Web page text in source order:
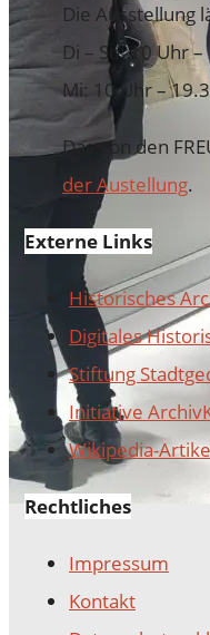
Die Ausstellung
Di – So: 10 Uhr
Mi: 10 Uhr –
Das von den
der Austellung.
Externe Links
Historisches
Digitales
Stiftung
Initiative
Wikipedia-
Rechtliches
Impressum
Kontakt